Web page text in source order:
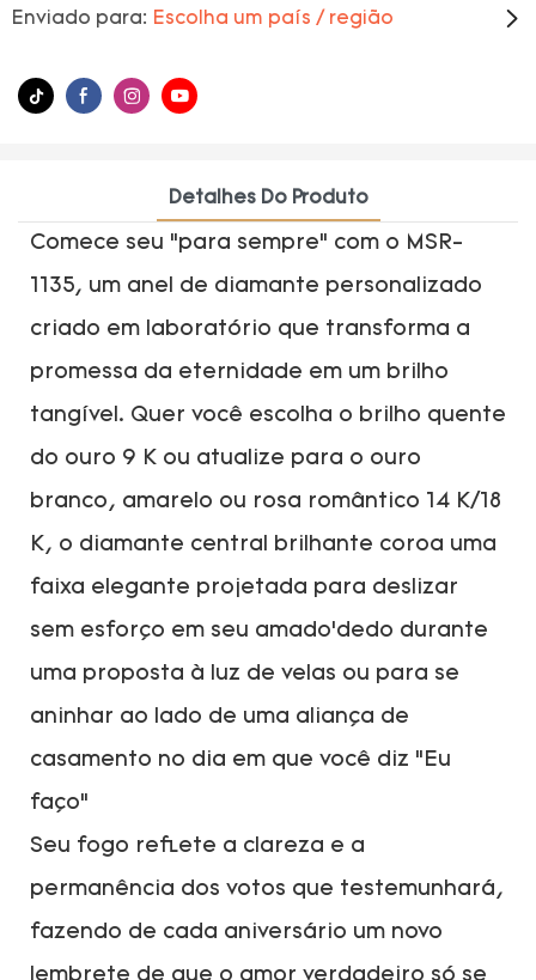
Enviado para: Escolha um país / região
Detalhes Do Produto
Comece seu “para sempre” com o MSR-
1135, um anel de diamante personalizado
criado em laboratório que transforma a
promessa da eternidade em um brilho
tangível. Quer você escolha o brilho quente
do ouro 9 K ou atualize para o ouro
branco, amarelo ou rosa romântico 14 K/18
K, o diamante central brilhante coroa uma
faixa elegante projetada para deslizar
sem esforço em seu amado’dedo durante
uma proposta à luz de velas ou para se
aninhar ao lado de uma aliança de
casamento no dia em que você diz “Eu
faço”
Seu fogo reflete a clareza e a
permanência dos votos que testemunhará,
fazendo de cada aniversário um novo